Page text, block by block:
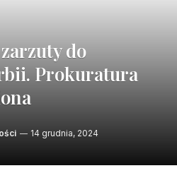
do
Prokuratura
14 grudnia, 2024